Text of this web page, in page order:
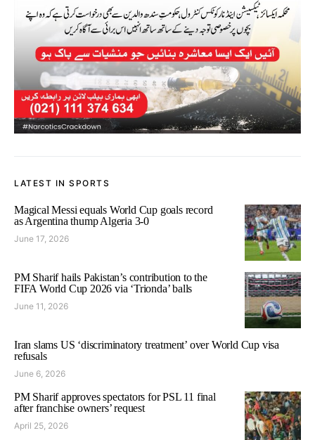
LATEST IN SPORTS
Magical Messi equals World Cup goals record
as Argentina thump Algeria 3-0
June 17, 2026
PM Sharif hails Pakistan’s contribution to the
FIFA World Cup 2026 via ‘Trionda’ balls
June 11, 2026
Iran slams US ‘discriminatory treatment’ over World Cup visa
refusals
June 6, 2026
PM Sharif approves spectators for PSL 11 final
after franchise owners’ request
April 25, 2026